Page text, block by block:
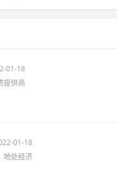
01-18
提供商
01-18
地处经济